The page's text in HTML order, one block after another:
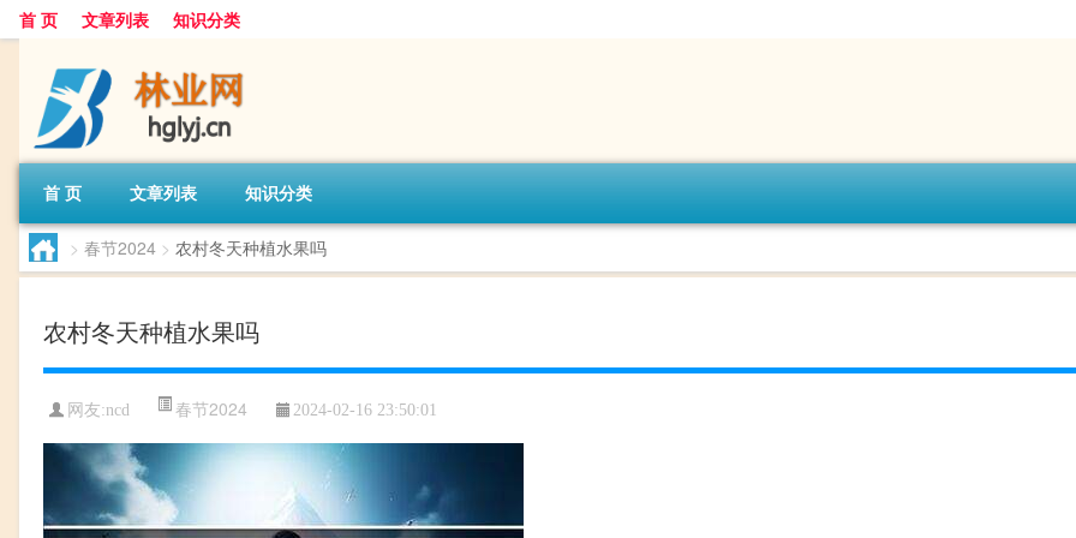
首 页 文章列表 知识分类
首 页 文章列表 知识分类
> 春节2024 > 农村冬天种植水果吗
农村冬天种植水果吗
网友:ncd 春节2024 2024-02-16 23:50:01